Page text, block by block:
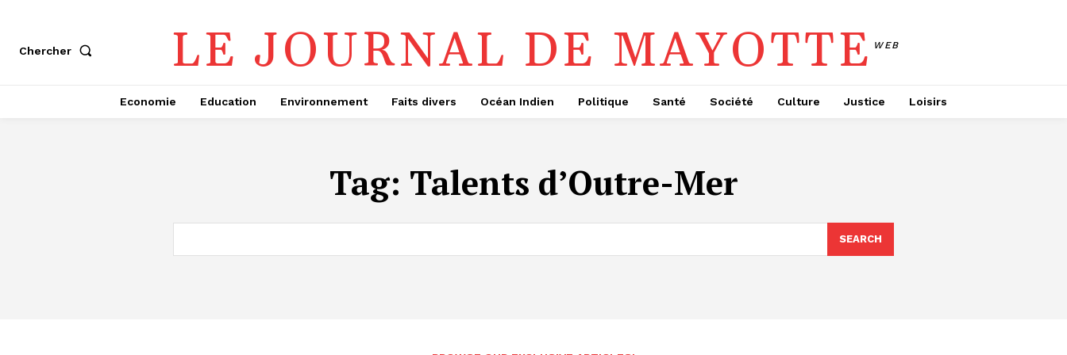
Chercher LE JOURNAL DE MAYOTTE WEB
Economie Education Environnement Faits divers Océan Indien Politique Santé Société Culture Justice Loisirs
Tag: Talents d’Outre-Mer
SEARCH